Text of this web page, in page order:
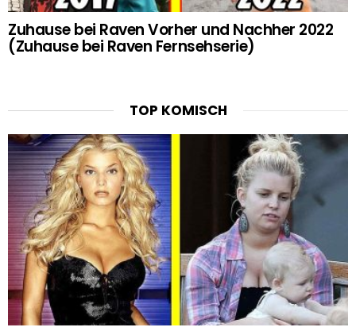
Zuhause bei Raven Vorher und Nachher 2022
(Zuhause bei Raven Fernsehserie)
TOP KOMISCH